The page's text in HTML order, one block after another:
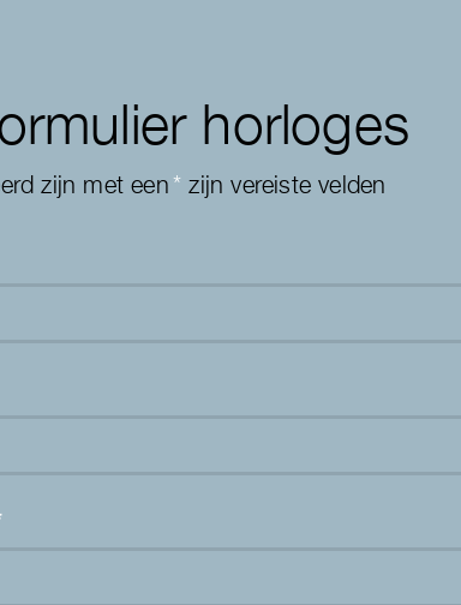
horloges
zijn met een* zijn vereiste velden